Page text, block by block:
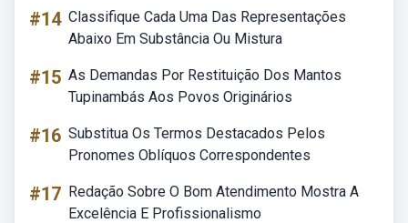
#14 Classifique Cada Uma Das Representações
Abaixo Em Substância Ou Mistura
#15 As Demandas Por Restituição Dos Mantos
Tupinambás Aos Povos Originários
#16 Substitua Os Termos Destacados Pelos
Pronomes Oblíquos Correspondentes
#17 Redação Sobre O Bom Atendimento Mostra A
Excelência E Profissionalismo